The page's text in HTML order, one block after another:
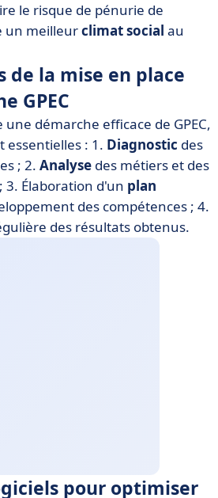
le risque de pénurie de
un meilleurclimat social au
de la mise en place
GPEC
démarche efficace de GPEC,
essentielles : 1. Diagnostic des
; 2. Analyse des métiers et des
3. Élaboration d'un plan
des compétences ; 4.
des résultats obtenus.
pour optimiser